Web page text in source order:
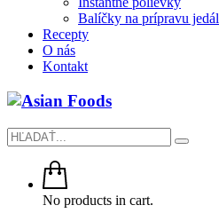
Balíčky na prípravu jedál
Recepty
O nás
Kontakt
No products in cart.